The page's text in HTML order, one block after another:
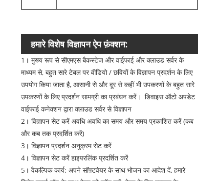
हमारे विशेष विज्ञापन ऐप फ़ंक्शन:
1। मुख्य रूप से सीएमएस बैकस्टेज और वाईफाई और क्लाउड सर्वर के
माध्यम से, बहुत सारे टेबल पर वीडियो / छवियों के विज्ञापन प्रदर्शन के लिए
उपयोग किया जाता है, आसानी से और दूर से कहीं भी उपकरणों के बहुत सारे
उपकरणों के लिए प्रदर्शन सामग्री का प्रबंधन करें। डिवाइस ऑटो अपडेट
वाईफाई कनेक्शन द्वारा क्लाउड सर्वर से विज्ञापन
2। विज्ञापन सेट करें अवधि अवधि का समय और समय प्रकाशित करें (कब
और कब तक प्रदर्शित करें)
3। विज्ञापन प्रदर्शन अनुक्रम सेट करें
4। विज्ञापन सेट करें हाइपरलिंक प्रदर्शित करें
5। वैकल्पिक कार्य: अपने सॉफ़्टवेयर के साथ भोजन का आदेश दें, हमारे